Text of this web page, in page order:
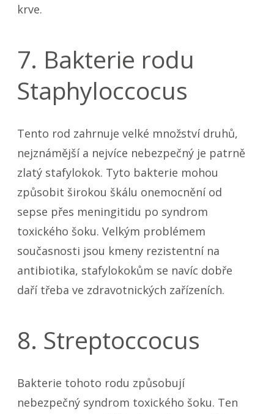
krve.
7. Bakterie rodu
Staphyloccocus
Tento rod zahrnuje velké množství druhů,
nejznámější a nejvíce nebezpečný je patrně
zlatý stafylokok. Tyto bakterie mohou
způsobit širokou škálu onemocnění od
sepse přes meningitidu po syndrom
toxického šoku. Velkým problémem
současnosti jsou kmeny rezistentní na
antibiotika, stafylokokům se navíc dobře
daří třeba ve zdravotnických zařízeních.
8. Streptoccocus
Bakterie tohoto rodu způsobují
nebezpečný syndrom toxického šoku. Ten